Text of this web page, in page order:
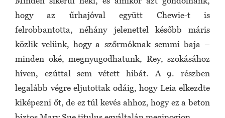
hogy az űrhajóval együtt Chewie-t is
felrobbantotta, néhány jelenettel később máris
közlik velünk, hogy a szőrmóknak semmi baja –
minden oké, megnyugodhatunk, Rey, szokásához
híven, ezúttal sem vétett hibát. A 9. részben
legalább végre eljutottak odáig, hogy Leia elkezdte
kiképezni őt, de ez túl kevés ahhoz, hogy ez a beton